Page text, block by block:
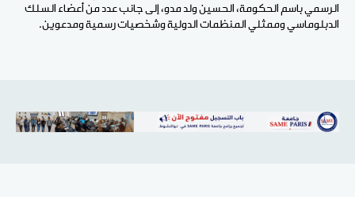
الرسمي باسم الحكومة، الحسين ولد مدو، إلى جانب عدد من أعضاء السلك
الدبلوماسي وممثلي المنظمات الدولية وشخصيات رسمية ومدعوين.